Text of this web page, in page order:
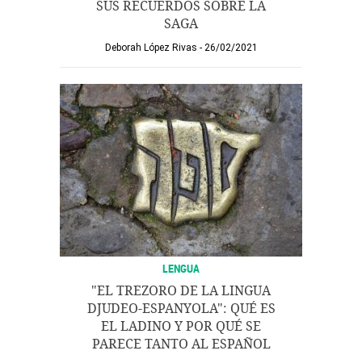
SUS RECUERDOS SOBRE LA
SAGA
Deborah López Rivas 26/02/2021
LENGUA
"EL TREZORO DE LA LINGUA
DJUDEO-ESPANYOLA": QUÉ ES
EL LADINO Y POR QUÉ SE
PARECE TANTO AL ESPAÑOL